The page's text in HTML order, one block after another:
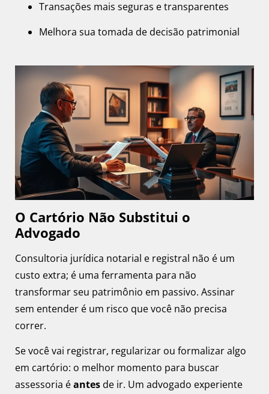
Transações mais seguras e transparentes
Melhora sua tomada de decisão patrimonial
O Cartório Não Substitui o
Advogado
Consultoria jurídica notarial e registral não é um
custo extra; é uma ferramenta para não
transformar seu patrimônio em passivo. Assinar
sem entender é um risco que você não precisa
correr.
Se você vai registrar, regularizar ou formalizar algo
em cartório: o melhor momento para buscar
assessoria éantes de ir. Um advogado experiente